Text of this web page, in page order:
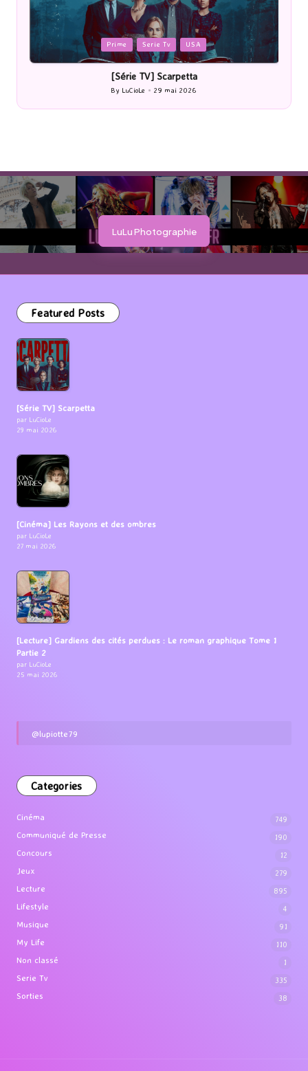
USA
Posted
in
Cinéma
[Cinéma] Les Rayons et
by
LuLu Photographie
Featured Posts
[Série TV] Scarpetta
par LuCioLe
29 mai 2026
[Cinéma] Les Rayons et des ombres
par LuCioLe
27 mai 2026
[Lecture] Gardiens des cités perdues : Le roman graphique Tome 1
Partie 2
par LuCioLe
25 mai 2026
@lupiotte79
Categories
Cinéma 749
Communiqué de Presse 190
Concours 12
Jeux 279
Lecture 895
Lifestyle 4
Musique 91
My Life 110
Non classé 1
Serie Tv 335
Sorties 38